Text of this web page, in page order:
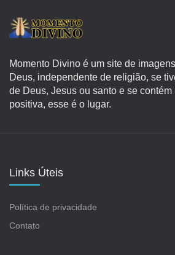
Momento Divino é um site de
Deus, independente de religião, se
de Deus, Jesus ou santo e se
positiva, esse é o lugar.
Links Úteis
Política de privacidade
Contato